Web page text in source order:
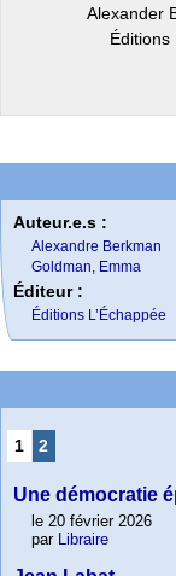
Alexander
Éditions
Auteur.e.s :
Alexandre Berkman
Goldman, Emma
Éditeur :
Éditions L’Échappée
1 2
Une démocratie
le 20 février 2026
par
Libraire